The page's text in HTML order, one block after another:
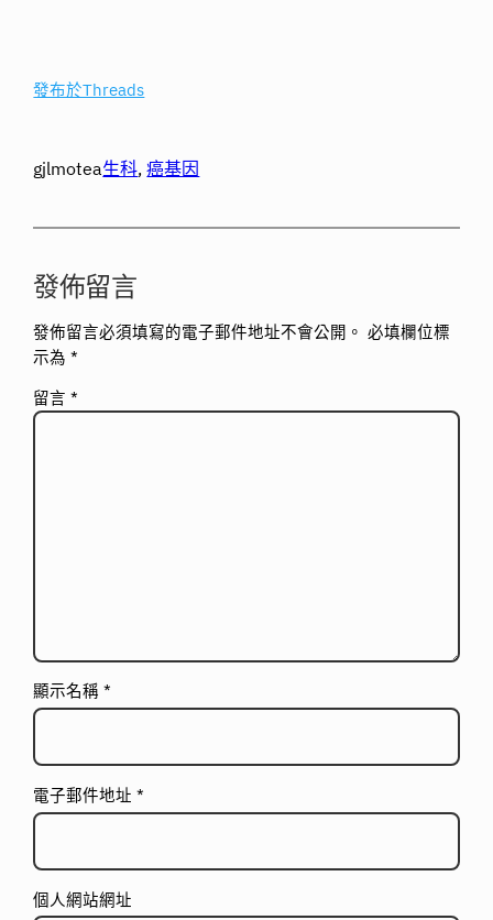
發布於Threads
gjlmotea生科, 癌基因
發佈留言
發佈留言必須填寫的電子郵件地址不會公開。 必填欄位標
示為*
留言*
顯示名稱*
電子郵件地址*
個人網站網址